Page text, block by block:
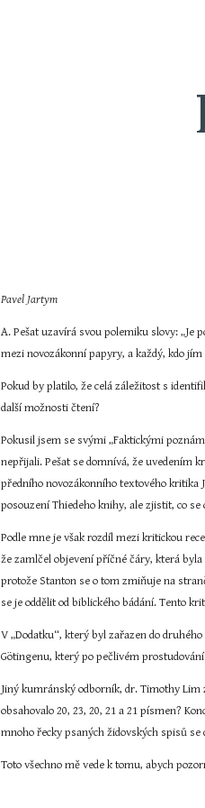
Pavel Jartym
A. Pešat uzavírá svou polemiku slovy: „Je
mezi novozákonní papyry, a každý, kdo
Pokud by platilo, že celá záležitost s
další možnosti čtení?
Pokusil jsem se svými „Faktickými
nepřijali. Pešat se domnívá, že uvedením
předního novozákonního textového
posouzení Thiedeho knihy, ale zjistit, co
Podle mne je však rozdíl mezi kritickou
že zamlčel objevení příčné čáry, která
protože Stanton se o tom zmiňuje na
se je oddělit od biblického bádání. Tento
V „Dodatku“, který byl zařazen do
Götingenu, který po pečlivém
Jiný kumránský odborník, dr. Timothy Lim
obsahovalo 20, 23, 20, 21 a 21 písmen?
mnoho řecky psaných židovských spisů
Toto všechno mě vede k tomu, abych